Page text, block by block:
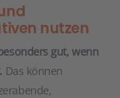
nutzen
gut, wenn
Das können